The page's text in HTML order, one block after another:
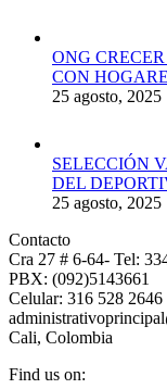
ONG
CON
25 agosto, 2025
SELECCIÓN
DEL
25 agosto, 2025
Contacto
Cra 27 # 6-64- Tel:
PBX: (092)5143661
Celular: 316 528 2646
Cali, Colombia
Find us on: